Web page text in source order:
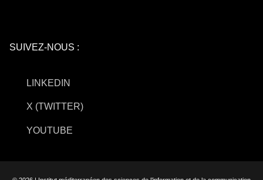
SUIVEZ-NOUS :
LINKEDIN
X (TWITTER)
YOUTUBE